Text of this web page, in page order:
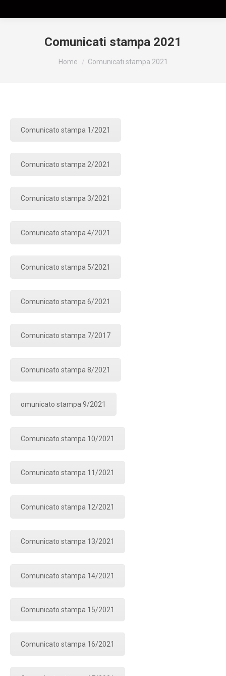
Comunicati stampa 2021
Tu sei qui:
Home Comunicati stampa 2021
Comunicato stampa 1/2021
Comunicato stampa 2/2021
Comunicato stampa 3/2021
Comunicato stampa 4/2021
Comunicato stampa 5/2021
Comunicato stampa 6/2021
Comunicato stampa 7/2017
Comunicato stampa 8/2021
omunicato stampa 9/2021
Comunicato stampa 10/2021
Comunicato stampa 11/2021
Comunicato stampa 12/2021
Comunicato stampa 13/2021
Comunicato stampa 14/2021
Comunicato stampa 15/2021
Comunicato stampa 16/2021